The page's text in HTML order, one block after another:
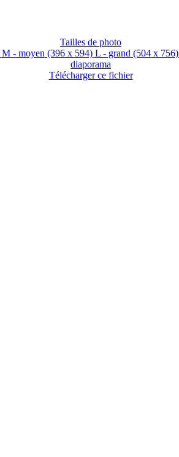
Tailles de photo
M - moyen (396 x 594) L - grand (504 x 756)
diaporama
Télécharger ce fichier